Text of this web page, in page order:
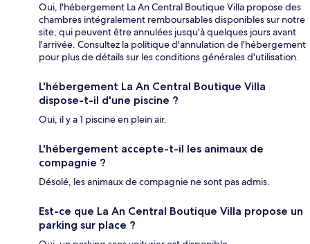
Oui, l'hébergement La An Central Boutique Villa propose des
chambres intégralement remboursables disponibles sur notre
site, qui peuvent être annulées jusqu'à quelques jours avant
l'arrivée. Consultez la politique d'annulation de l'hébergement
pour plus de détails sur les conditions générales d'utilisation.
L'hébergement La An Central Boutique Villa
dispose-t-il d'une piscine ?
Oui, il y a 1 piscine en plein air.
L'hébergement accepte-t-il les animaux de
compagnie ?
Désolé, les animaux de compagnie ne sont pas admis.
Est-ce que La An Central Boutique Villa propose un
parking sur place ?